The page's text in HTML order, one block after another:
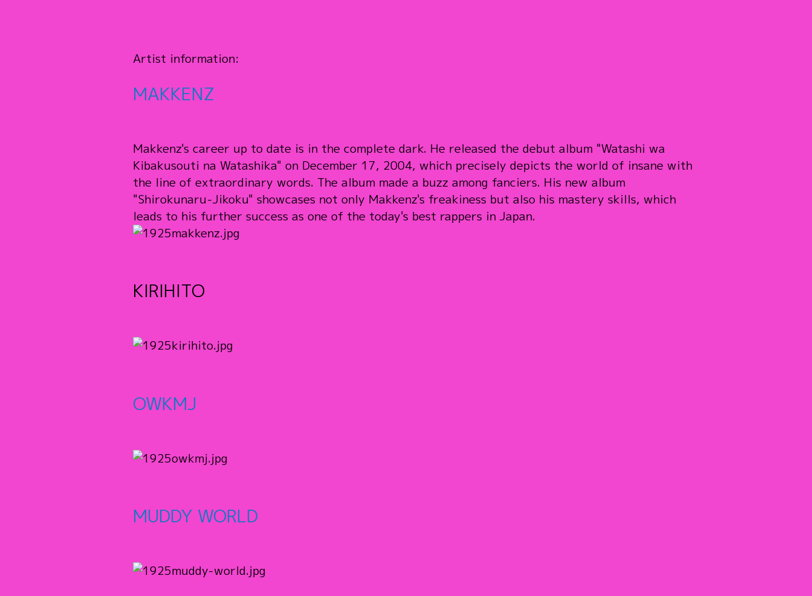
Artist information:
MAKKENZ
Makkenz's career up to date is in the complete dark. He released the debut album "Watashi wa
Kibakusouti na Watashika" on December 17, 2004, which precisely depicts the world of insane with
the line of extraordinary words. The album made a buzz among fanciers. His new album
"Shirokunaru-Jikoku" showcases not only Makkenz's freakiness but also his mastery skills, which
leads to his further success as one of the today's best rappers in Japan.
KIRIHITO
OWKMJ
MUDDY WORLD